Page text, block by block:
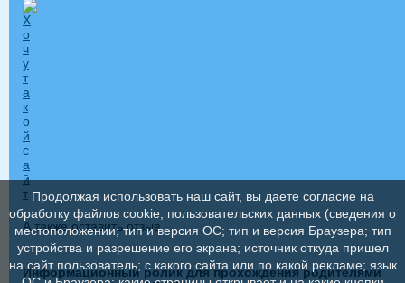
А также оставить отзыв
Информационный ролик для прохождения родителями
Продолжая использовать наш сайт, вы даете согласие на
обработку файлов cookie, пользовательских данных (сведения о
местоположении; тип и версия ОС; тип и версия Браузера; тип
устройства и разрешение его экрана; источник откуда пришел
на сайт пользователь; с какого сайта или по какой рекламе; язык